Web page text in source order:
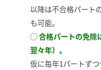
以降は不合格パート
も可能。
◯合格パートの免除
翌々年）。
仮に毎年1パートず